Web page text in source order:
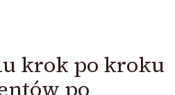
krok po kroku
po